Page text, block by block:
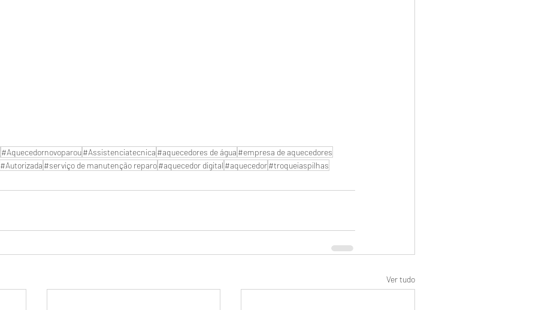
#Aquecedornovoparou#Assistenciatecnica #aquecedores de água #empresa de aquecedores
#Autorizada #serviço de manutenção reparo#aquecedor digital #aquecedor#troqueiaspilhas
Ver tudo